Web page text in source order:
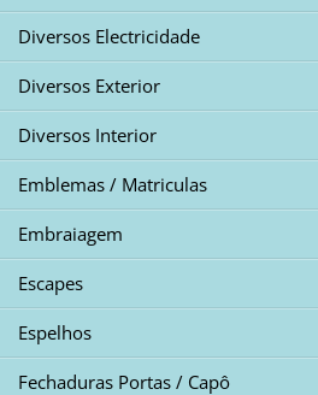
Diversos Electricidade
Diversos Exterior
Diversos Interior
Emblemas / Matriculas
Embraiagem
Escapes
Espelhos
Fechaduras Portas / Capô